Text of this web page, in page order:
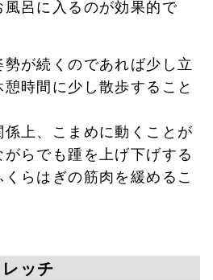
呂に入るのが効果的で
が続くのであれば少し立
時間に少し散歩すること
上、こまめに動くことが
らでも踵を上げ下げする
らはぎの筋肉を緩めるこ
ッチ